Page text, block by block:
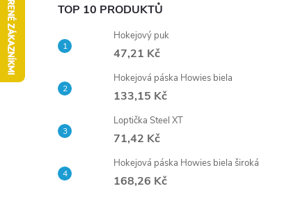
P
o
s
t
r
TOP 10 PRODUKTŮ
Hokejový puk
47,21 Kč
Hokejová páska Howies biela
133,15 Kč
Loptička Steel XT
71,42 Kč
Hokejová páska Howies biela široká
168,26 Kč